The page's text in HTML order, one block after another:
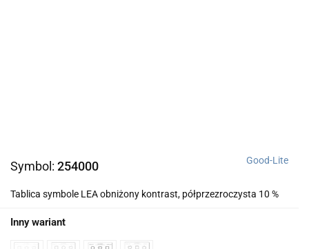
Symbol: 254000 Good-Lite
Tablica symbole LEA obniżony kontrast, półprzezroczysta 10 %
Inny wariant